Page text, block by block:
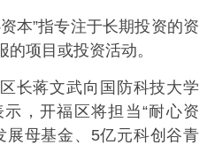
本”指专注于长期投资的资
项目或投资活动。
长蒋文武向国防科技大学
，开福区将担当“耐心资
展母基金、5亿元科创谷青